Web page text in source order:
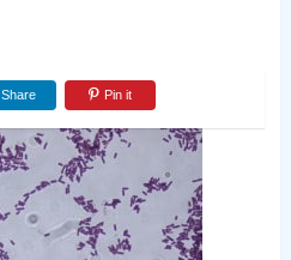
Share Pin it